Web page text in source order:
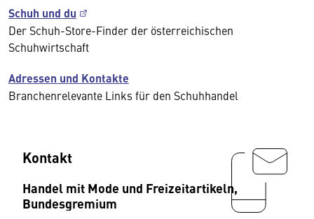
Schuh und du
Der Schuh-Store-Finder der österreichischen
Schuhwirtschaft
Adressen und Kontakte
Branchenrelevante Links für den Schuhhandel
Kontakt
Handel mit Mode und Freizeitartikeln,
Bundesgremium